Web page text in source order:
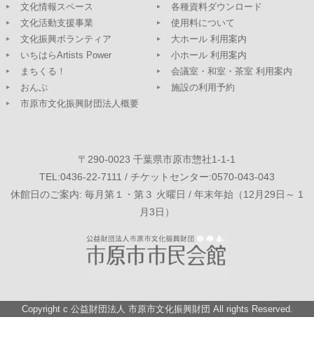
文化情報スペース
文化活動支援事業
文化振興ボランティア
いちはらArtists Power
まちくる！
おんぷ
市原市文化振興財団法人概要
各種資料ダウンロード
使用料について
大ホール 利用案内
小ホール 利用案内
会議室・和室・茶室 利用案内
施設の利用予約
〒290-0023 千葉県市原市惣社1-1-1
TEL:0436-22-7111 / チケットセンター:0570-043-043
休館日のご案内: 毎月第１・第３ 火曜日 / 年末年始（12月29日～ 1
月3日）
Copyright c 公益財団法人 市原市文化振興財団 All rights Reserved.